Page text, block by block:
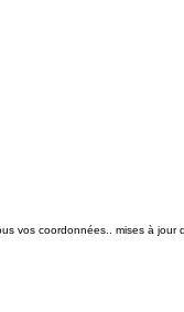
vos coordonnées.. mises à jour